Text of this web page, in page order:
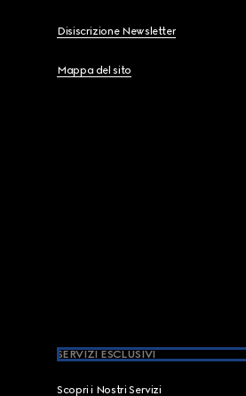
Disiscrizione Newsletter
Mappa del sito
SERVIZI ESCLUSIVI
Scopri i Nostri Servizi